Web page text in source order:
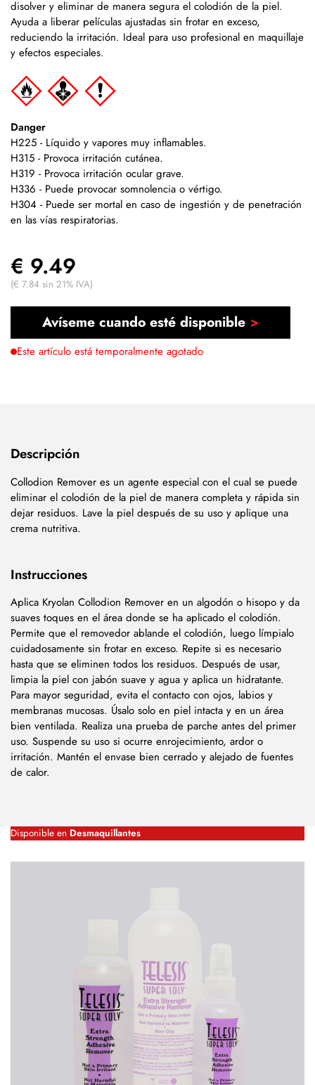
disolver y eliminar de manera segura el colodión de la piel.
Ayuda a liberar películas ajustadas sin frotar en exceso,
reduciendo la irritación. Ideal para uso profesional en maquillaje
y efectos especiales.
Danger
H225 - Líquido y vapores muy inflamables.
H315 - Provoca irritación cutánea.
H319 - Provoca irritación ocular grave.
H336 - Puede provocar somnolencia o vértigo.
H304 - Puede ser mortal en caso de ingestión y de penetración
en las vías respiratorias.
€ 9.49
(€ 7.84 sin 21% IVA)
Avíseme cuando esté disponible
Este artículo está temporalmente agotado
Descripción
Collodion Remover es un agente especial con el cual se puede
eliminar el colodión de la piel de manera completa y rápida sin
dejar residuos. Lave la piel después de su uso y aplique una
crema nutritiva.
Instrucciones
Aplica Kryolan Collodion Remover en un algodón o hisopo y da
suaves toques en el área donde se ha aplicado el colodión.
Permite que el removedor ablande el colodión, luego límpialo
cuidadosamente sin frotar en exceso. Repite si es necesario
hasta que se eliminen todos los residuos. Después de usar,
limpia la piel con jabón suave y agua y aplica un hidratante.
Para mayor seguridad, evita el contacto con ojos, labios y
membranas mucosas. Úsalo solo en piel intacta y en un área
bien ventilada. Realiza una prueba de parche antes del primer
uso. Suspende su uso si ocurre enrojecimiento, ardor o
irritación. Mantén el envase bien cerrado y alejado de fuentes
de calor.
Disponible en Desmaquillantes